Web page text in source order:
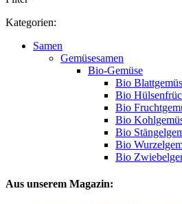
Kategorien:
Samen
Gemüsesamen
Bio-Gemüse
Bio
Bio
Bio
Bio
Bio
Bio
Bio
Aus unserem Magazin: